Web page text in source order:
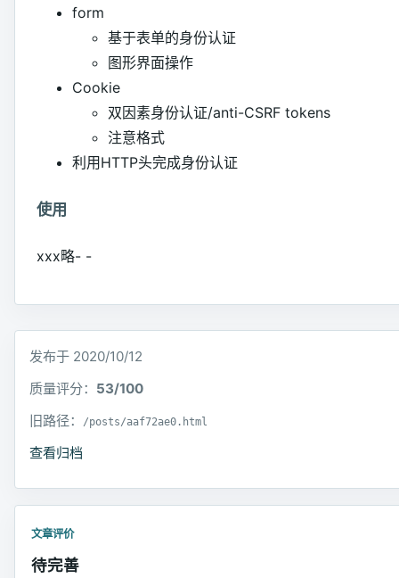
form
基于表单的身份认证
图形界面操作
Cookie
双因素身份认证/anti-CSRF tokens
注意格式
利用HTTP头完成身份认证
使用
xxx略- -
发布于 2020/10/12
质量评分： 53/100
旧路径：
/posts/aaf72ae0.html
查看归档
文章评价
待完善